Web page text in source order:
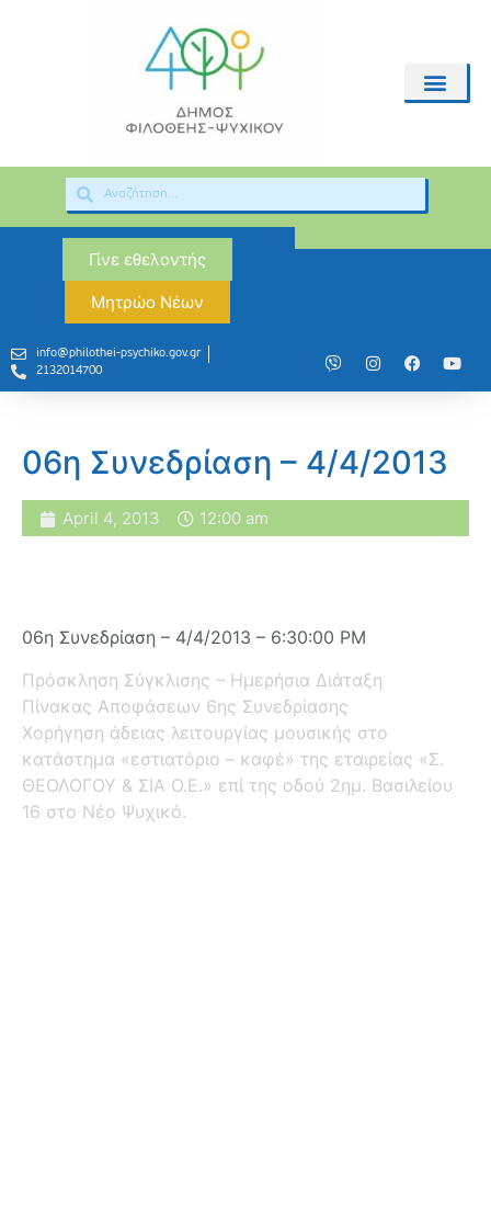
Γίνε εθελοντής
Μητρώο Νέων
info@philothei-psychiko.gov.gr
2132014700
06η Συνεδρίαση – 4/4/2013
April 4, 2013 12:00 am
06η Συνεδρίαση – 4/4/2013 – 6:30:00 PM
Πρόσκληση Σύγκλισης – Ημερήσια Διάταξη
Πίνακας Αποφάσεων 6ης Συνεδρίασης
Χορήγηση άδειας λειτουργίας μουσικής στο
κατάστημα «εστιατόριο – καφέ» της εταιρείας «Σ.
ΘΕΟΛΟΓΟΥ & ΣΙΑ Ο.Ε.» επί της οδού 2ημ. Βασιλείου
16 στο Νέο Ψυχικό.